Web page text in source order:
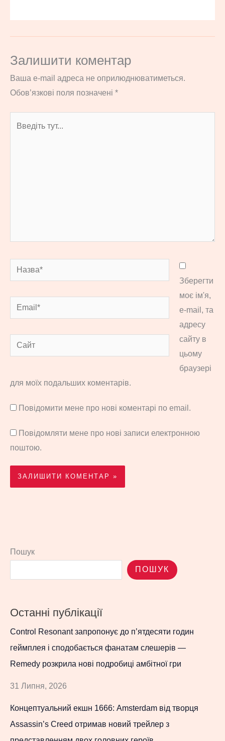
Залишити коментар
Ваша e-mail адреса не оприлюднюватиметься.
Обов’язкові поля позначені *
Назва*
Email*
Сайт
Зберегти
моє ім'я,
e-mail, та
адресу
сайту в
цьому
браузері
для моїх подальших коментарів.
Повідомити мене про нові коментарі по email.
Повідомляти мене про нові записи електронною
поштою.
Пошук
ПОШУК
Останні публікації
Control Resonant запропонує до п’ятдесяти годин
геймплея і сподобається фанатам слешерів —
Remedy розкрила нові подробиці амбітної гри
31 Липня, 2026
Концептуальний екшн 1666: Amsterdam від творця
Assassin’s Creed отримав новий трейлер з